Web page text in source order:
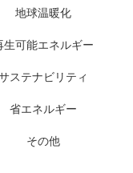
地球温暖化
生可能エネルギー
ステナビリティ
省エネルギー
その他